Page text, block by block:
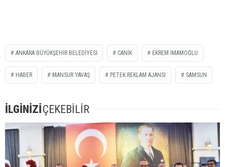
ANKARA BÜYÜKŞEHİR BELEDİYESİ CANİK EKREM İMAMOĞLU
HABER MANSUR YAVAŞ PETEK REKLAM AJANSI SAMSUN
İLGİNİZİÇEKEBİLİR